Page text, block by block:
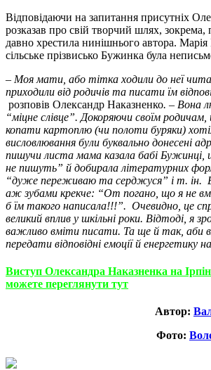
Відповідаючи на запитання присутніх
розказав про свій творчий шлях, зокрема,
давно хрестила нинішнього автора. Марія
сільське прізвисько Бужинка була
– Моя мати, або тітка ходили до неї
приходили від родичів та писати їм
розповів Олександр Наказненко. – Вона
“міцне слівце”. Докоряючи своїм
копати картоплю (чи полоти буряки)
висловлювання були буквально донесені
пишучи листа мама казала бабі Бужинці,
не пишуть” й добирала літературних
“дуже переживаю та серджуся” і т. ін.
аж зубами крекче: “От погано, що я не
б їм такого написала!!!”. Очевидно, це
великий вплив у шкільні роки. Відтоді, я
важливо вміти писати. Та ще й так, аби
передати відповідні емоції й енергетику
Виступ Олександра Наказненка на
можете переглянути тут
Автор:
Фото: